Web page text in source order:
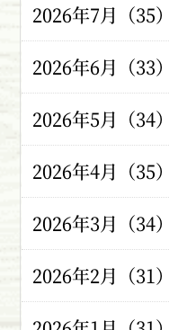
2026年7月（35）
2026年6月（33）
2026年5月（34）
2026年4月（35）
2026年3月（34）
2026年2月（31）